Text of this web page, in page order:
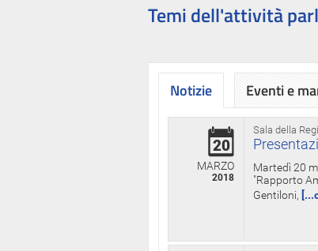
Temi dell'attività
Notizie
Sala della
20
MARZO
2018
Martedì 20
"Rapporto
Gentiloni,
Eventi e